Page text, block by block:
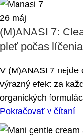
26 máj
(M)ANASI 7:
pleť počas líčenia
V (M)ANASI 7 nejde
výrazný efekt za
organických
Pokračovať v čítaní